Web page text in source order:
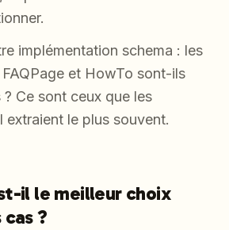
implémentation schema : les
et HowTo sont-ils
Ce sont ceux que les
extraient le plus souvent.
il le meilleur choix
?